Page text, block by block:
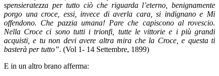
spensieratezza per tutto ciò che riguarda l’eterno, benignamente
porgo una croce, essi, invece di averla cara, si indignano e Mi
offendono. Che pazzia umana! Pare che capiscono al rovescio.
Nella Croce ci sono tutti i trionfi, tutte le vittorie e i più grandi
acquisti, e tu non devi avere altra mira che la Croce, e questa ti
basterà per tutto”. (Vol 1- 14 Settembre, 1899)
E in un altro brano afferma: